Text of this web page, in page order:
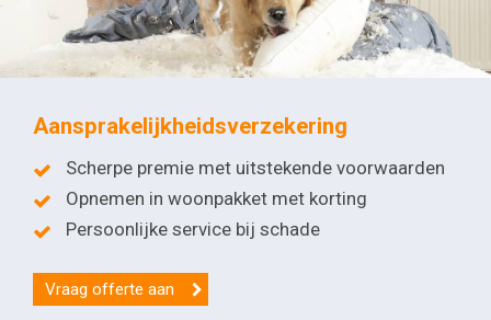
Aansprakelijkheidsverzekering
Scherpe premie met uitstekende voorwaarden
Opnemen in woonpakket met korting
Persoonlijke service bij schade
Vraag offerte aan